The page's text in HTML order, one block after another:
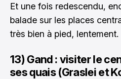
Et une fois redescendu,
balade sur les places
très bien à pied, lentement.
13) Gand : visiter le
ses quais (Graslei et